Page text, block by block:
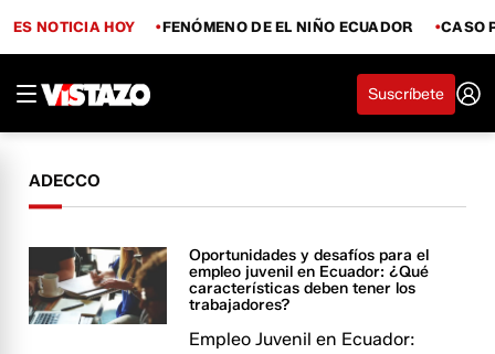
ES NOTICIA HOY FENÓMENO DE EL NIÑO ECUADOR CASO
Suscríbete
ADECCO
Oportunidades y desafíos para el
empleo juvenil en Ecuador: ¿Qué
características deben tener los
trabajadores?
Empleo Juvenil en Ecuador: